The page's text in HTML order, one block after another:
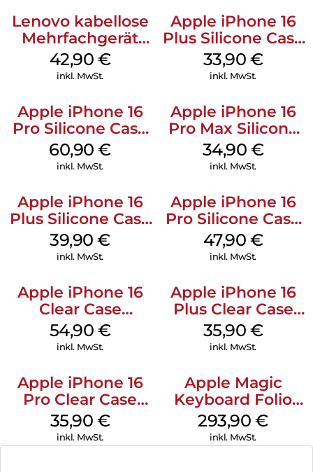
Lenovo kabellose
Mehrfachgerät
Luna Grey
42,90 €
inkl. MwSt.
Apple iPhone 16
Plus Silicone Case
MagSafe Lake
Green
33,90 €
inkl. MwSt.
Apple iPhone 16
Pro Silicone Case
MagSafe Stone
Gray
60,90€
inkl. MwSt.
Apple iPhone 16
Pro Max Silicone
Case MagSafe
Denim
34,90 €
inkl. MwSt.
Apple iPhone 16
Plus Silicone Case
MagSafe Plum
39,90€
inkl. MwSt.
Apple iPhone 16
Pro Silicone Case
MagSafe Denim
47,90 €
inkl. MwSt.
Apple iPhone 16
Clear Case
MagSafe
Transparent
54,90 €
inkl. MwSt.
Apple iPhone 16
Plus Clear Case
MagSafe
Transparent
35,90 €
inkl. MwSt.
Apple iPhone 16
Pro Clear Case
MagSafe
Transparent
35,90 €
inkl. MwSt.
Apple Magic
Keyboard Folio
iPad 10.9″ (10.Gen.)
Weiß
293,90€
inkl. MwSt.